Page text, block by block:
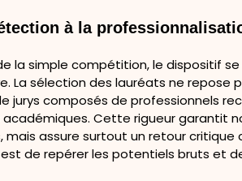
à la
la simple compétition, le dispositif
La sélection des lauréats ne repose
jurys composés de professionnels
académiques. Cette rigueur garantit
mais assure surtout un retour
est de repérer les potentiels bruts et